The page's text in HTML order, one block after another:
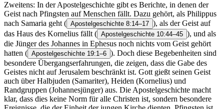
Zweitens: In der Apostelgeschichte gibt es Berichte, in denen der
Geist nach Pfingsten auf Menschen fällt. Dazu gehört, als Philippus
nach Samaria geht ( Apostelgeschichte 8:14–17 ), als der Geist auf
das Haus des Kornelius fällt ( Apostelgeschichte 10:44–45 ), und als
die Jünger des Johannes in Ephesus noch nichts vom Geist gehört
hatten ( Apostelgeschichte 19:1–6 ). Doch diese Begebenheiten sind
besondere Übergangserfahrungen, die zeigen, dass die Gabe des
Geistes nicht auf Jerusalem beschränkt ist. Gott gießt seinen Geist
auch über Halbjuden (Samariter), Heiden (Kornelius) und
Randgruppen (Johannesjünger) aus. Die Apostelgeschichte macht
klar, dass dies keine Norm für alle Christen ist, sondern besondere